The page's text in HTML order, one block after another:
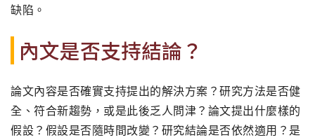
缺陷。
內文是否支持結論？
論文內容是否確實支持提出的解決方案？研究方法是否健
全、符合新趨勢，或是此後乏人問津？論文提出什麼樣的
假設？假設是否隨時間改變？研究結論是否依然適用？是